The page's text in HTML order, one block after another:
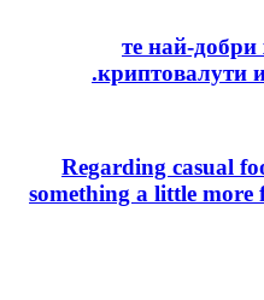
19-те най-
криптовалути
Regarding casual
something a little more